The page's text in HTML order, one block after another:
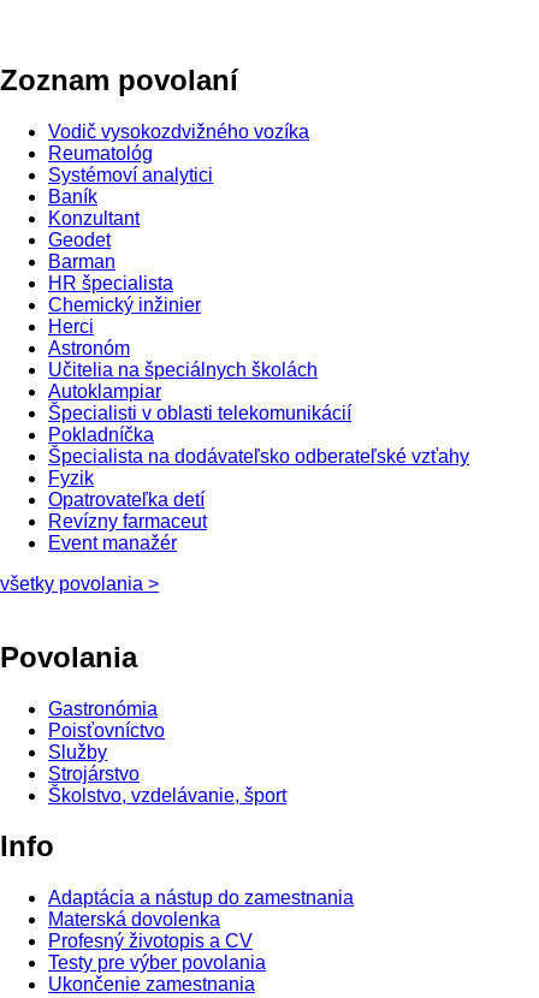
Zoznam povolaní
Vodič vysokozdvižného vozíka
Reumatológ
Systémoví analytici
Baník
Konzultant
Geodet
Barman
HR špecialista
Chemický inžinier
Herci
Astronóm
Učitelia na špeciálnych školách
Autoklampiar
Špecialisti v oblasti telekomunikácií
Pokladníčka
Špecialista na dodávateľsko odberateľské vzťahy
Fyzik
Opatrovateľka detí
Revízny farmaceut
Event manažér
všetky povolania >
Povolania
Gastronómia
Poisťovníctvo
Služby
Strojárstvo
Školstvo, vzdelávanie, šport
Info
Adaptácia a nástup do zamestnania
Materská dovolenka
Profesný životopis a CV
Testy pre výber povolania
Ukončenie zamestnania